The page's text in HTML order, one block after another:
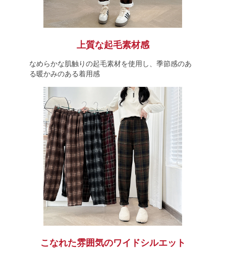
上質な起毛素材感
なめらかな肌触りの起毛素材を使用し、季節感のあ
る暖かみのある着用感
こなれた雰囲気のワイドシルエット